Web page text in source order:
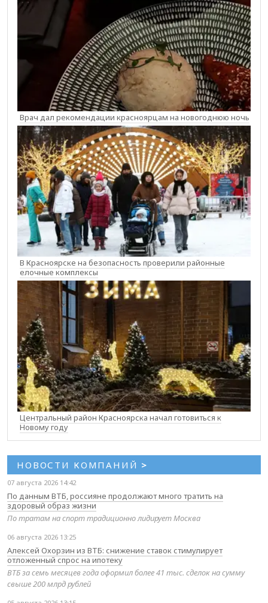
Врач дал рекомендации красноярцам на новогоднюю ночь
В Красноярске на безопасность проверили районные
елочные комплексы
Центральный район Красноярска начал готовиться к
Новому году
НОВОСТИ КОМПАНИЙ >
07 августа 2026 14:42
По данным ВТБ, россияне продолжают много тратить на
здоровый образ жизни
По тратам на спорт традиционно лидирует Москва
06 августа 2026 13:25
Алексей Охорзин из ВТБ: снижение ставок стимулирует
отложенный спрос на ипотеку
ВТБ за семь месяцев года оформил более 41 тыс. сделок на сумму
свыше 200 млрд рублей